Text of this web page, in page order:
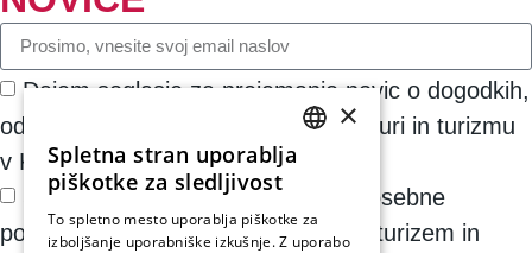
Dajem soglasje za prejemanje novic o dogodkih,
oddajah in drugih informacijah o kulturi in turizmu
v Kranju.
Strinjam se, da do preklica moje osebne
podatke hrani in obdeluje Odbor za turizem in
SLOVENIAN
GERMAN
×
Spletna stran uporablja
piškotke za sledljivost
To spletno mesto uporablja piškotke za
izboljšanje uporabniške izkušnje. Z uporabo